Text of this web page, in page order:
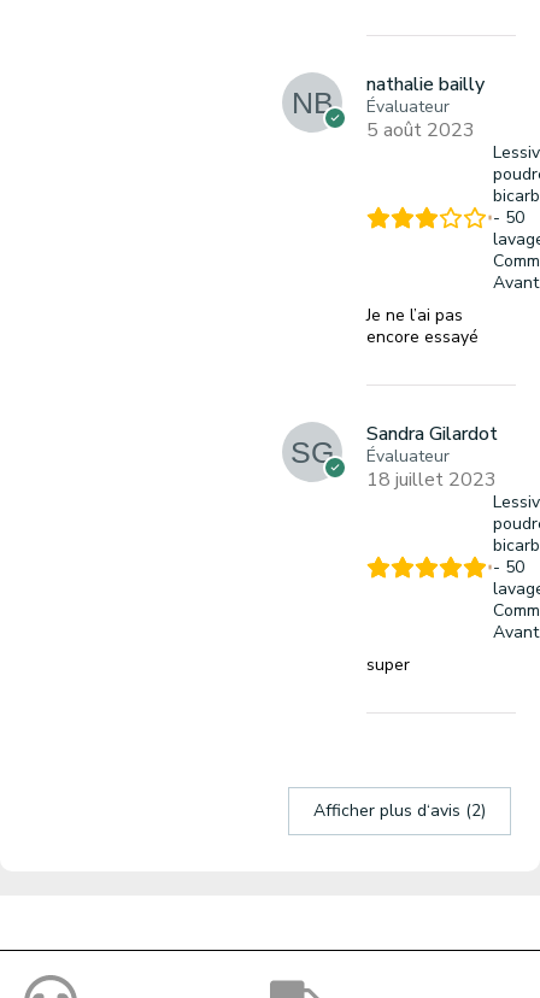
nathalie bailly
Évaluateur
5 août 2023
- 50
Avant
Je ne l’ai pas
encore essayé
Sandra Gilardot
Évaluateur
18 juillet 2023
- 50
Avant
super
Afficher plus d‘avis (2)